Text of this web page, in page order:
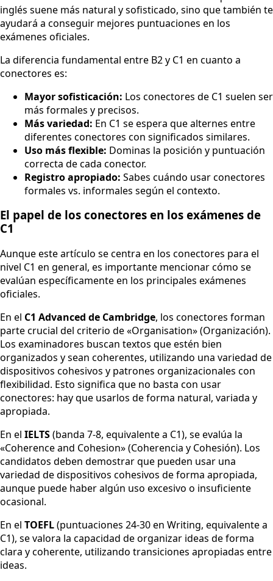
inglés suene más natural y sofisticado, sino que también te
ayudará a conseguir mejores puntuaciones en los
exámenes oficiales.
La diferencia fundamental entre B2 y C1 en cuanto a
conectores es:
Mayor sofisticación: Los conectores de C1 suelen ser
más formales y precisos.
Más variedad: En C1 se espera que alternes entre
diferentes conectores con significados similares.
Uso más flexible: Dominas la posición y puntuación
correcta de cada conector.
Registro apropiado: Sabes cuándo usar conectores
formales vs. informales según el contexto.
El papel de los conectores en los exámenes de
C1
Aunque este artículo se centra en los conectores para el
nivel C1 en general, es importante mencionar cómo se
evalúan específicamente en los principales exámenes
oficiales.
En el C1 Advanced de Cambridge, los conectores forman
parte crucial del criterio de «Organisation» (Organización).
Los examinadores buscan textos que estén bien
organizados y sean coherentes, utilizando una variedad de
dispositivos cohesivos y patrones organizacionales con
flexibilidad. Esto significa que no basta con usar
conectores: hay que usarlos de forma natural, variada y
apropiada.
En el IELTS(banda 7-8, equivalente a C1), se evalúa la
«Coherence and Cohesion» (Coherencia y Cohesión). Los
candidatos deben demostrar que pueden usar una
variedad de dispositivos cohesivos de forma apropiada,
aunque puede haber algún uso excesivo o insuficiente
ocasional.
En el TOEFL(puntuaciones 24-30 en Writing, equivalente a
C1), se valora la capacidad de organizar ideas de forma
clara y coherente, utilizando transiciones apropiadas entre
ideas.